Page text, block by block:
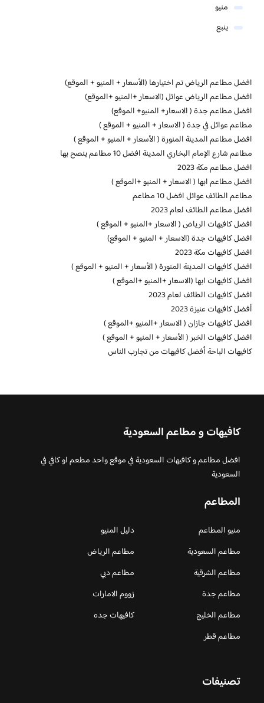
منيو
ينبع
افضل مطاعم الرياض تم اختيارها (الأسعار + المنيو + الموقع)
افضل مطاعم الرياض عوائل (الاسعار +المنيو +الموقع)
افضل مطاعم جدة ( الاسعار+ المنيو+ الموقع)
مطاعم عوائل في جدة ( الاسعار + المنيو + الموقع )
افضل مطاعم المدينة المنورة ( الأسعار + المنيو + الموقع )
مطاعم شارع الإمام البخاري المدينة افضل 10 مطاعم ينصح بها
افضل مطاعم مكة 2023
افضل مطاعم ابها ( الاسعار + المنيو +الموقع )
مطاعم الطائف عوائل افضل 10 مطاعم
افضل مطاعم الطائف لعام 2023
افضل كافيهات الرياض ( الاسعار +المنيو + الموقع )
افضل كافيهات جدة (الاسعار + المنيو + الموقع)
افضل كافيهات مكة 2023
افضل كافيهات المدينة المنورة ( الأسعار + المنيو + الموقع )
افضل كافيهات ابها (الاسعار +المنيو +الموقع )
افضل كافيهات الطائف لعام 2023
أفضل كافيهات عنيزة 2023
افضل كافيهات جازان ( الاسعار +المنيو +الموقع )
افضل كافيهات الخبر ( الأسعار + المنيو + الموقع )
كافيهات الباحة أفضل كافيهات من تجارب الناس
كافيهات و مطاعم السعودية
افضل مطاعم و كافيهات السعودية في موقع واحد مطعم او كافي في
السعودية
المطاعم
منيو المطاعم
دليل المنيو
مطاعم السعودية
مطاعم الرياض
مطاعم الشرقية
مطاعم دبي
مطاعم جدة
زووم الامارات
مطاعم الخليج
كافيهات جده
مطاعم قطر
تصنيفات